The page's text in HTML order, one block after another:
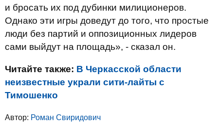
и бросать их под дубинки милиционеров.
Однако эти игры доведут до того, что простые
люди без партий и оппозиционных лидеров
сами выйдут на площадь», - сказал он.
Читайте также: В Черкасской области
неизвестные украли сити-лайты с
Тимошенко
Автор: Роман Свиридович